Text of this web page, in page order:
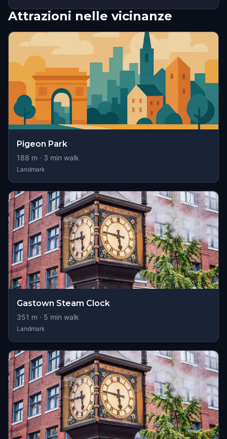
Attrazioni nelle vicinanze
Pigeon Park
188 m · 3 min walk
Landmark
Gastown Steam Clock
351 m · 5 min walk
Landmark